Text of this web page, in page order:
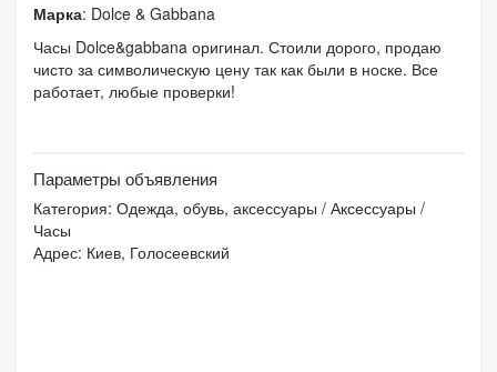
Марка: Dolce & Gabbana
Часы Dolce&gabbana оригинал. Стоили дорого, продаю
чисто за символическую цену так как были в носке. Все
работает, любые проверки!
Параметры объявления
Категория: Одежда, обувь, аксессуары / Аксессуары /
Часы
Адрес: Киев, Голосеевский